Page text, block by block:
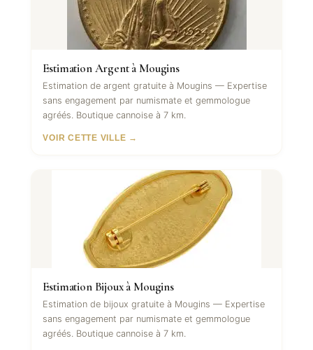
Estimation Argent à Mougins
Estimation de argent gratuite à Mougins — Expertise
sans engagement par numismate et gemmologue
agréés. Boutique cannoise à 7 km.
VOIR CETTE VILLE →
Estimation Bijoux à Mougins
Estimation de bijoux gratuite à Mougins — Expertise
sans engagement par numismate et gemmologue
agréés. Boutique cannoise à 7 km.